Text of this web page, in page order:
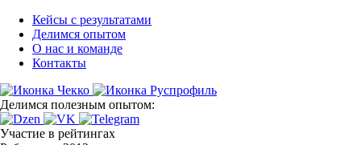
Кейсы с результатами
Делимся опытом
О нас и команде
Контакты
Делимся полезным опытом:
Участие в рейтингах